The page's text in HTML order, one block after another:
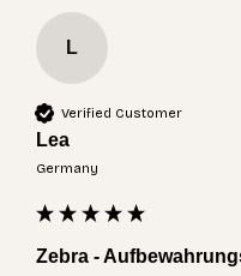
L
Verified Customer
Lea
Germany
Zebra -